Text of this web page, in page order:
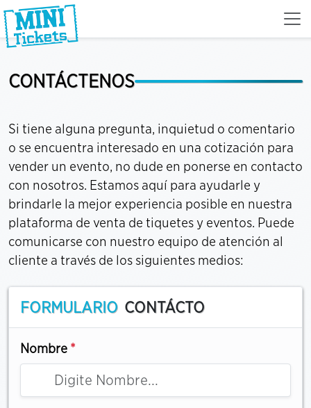
CONTÁCTENOS
Si tiene alguna pregunta, inquietud o comentario
o se encuentra interesado en una cotización para
vender un evento, no dude en ponerse en contacto
con nosotros. Estamos aquí para ayudarle y
brindarle la mejor experiencia posible en nuestra
plataforma de venta de tiquetes y eventos. Puede
comunicarse con nuestro equipo de atención al
cliente a través de los siguientes medios:
FORMULARIO CONTÁCTO
Nombre *